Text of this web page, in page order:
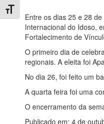
Toggle Font size
Entre os dias 25 e 28
Internacional do Idoso,
Fortalecimento de
O primeiro dia de
regionais. A eleita foi
No dia 26, foi feito um
A quarta feira foi uma
O encerramento da
Publicado em: 4 de